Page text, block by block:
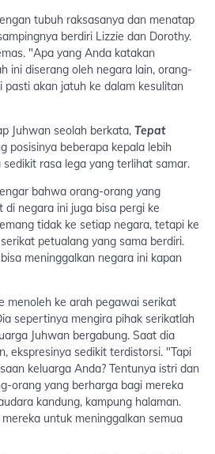
tubuh raksasanya dan menatap
berdiri Lizzie dan Dorothy.
"Apa yang Anda katakan
ini diserang oleh negara lain, orang-
pasti akan jatuh ke dalam kesulitan
Juhwan seolah berkata, Tepat
posisinya beberapa kepala lebih
sedikit rasa lega yang terlihat samar.
bahwa orang-orang yang
di negara ini juga bisa pergi ke
tidak ke setiap negara, tetapi ke
petualang yang sama berdiri.
meninggalkan negara ini kapan
menoleh ke arah pegawai serikat
sepertinya mengira pihak serikatlah
Juhwan bergabung. Saat dia
ekspresinya sedikit terdistorsi. "Tapi
keluarga Anda? Tentunya istri dan
orang yang berharga bagi mereka
kandung, kampung halaman.
untuk meninggalkan semua